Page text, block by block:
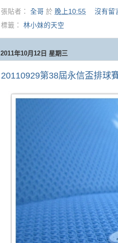
張貼者： 全哥 於 晚上10:55
沒有留
標籤： 林小妹的天空
2011年10月12日 星期三
20110929第38屆永信盃排球